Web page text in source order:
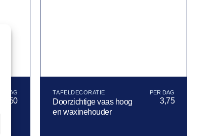
2,50
TAFELDECORATIE
Doorzichtige vaas hoog
en waxinehouder
3,75